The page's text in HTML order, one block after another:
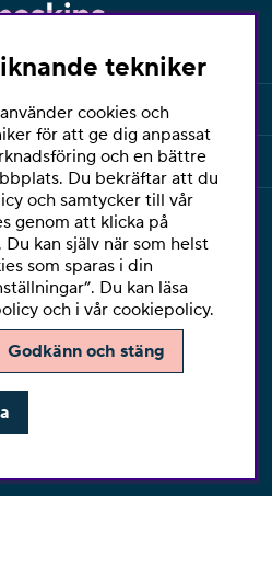
du ha hjälp med din
att kontakta vår
email.
tekniker
cookies och
för att ge dig anpassat
och en bättre
Du bekräftar att du
och samtycker till vår
genom att klicka på
kan själv när som helst
som sparas i din
Du kan läsa
och i vår cookiepolicy.
Godkänn och stäng